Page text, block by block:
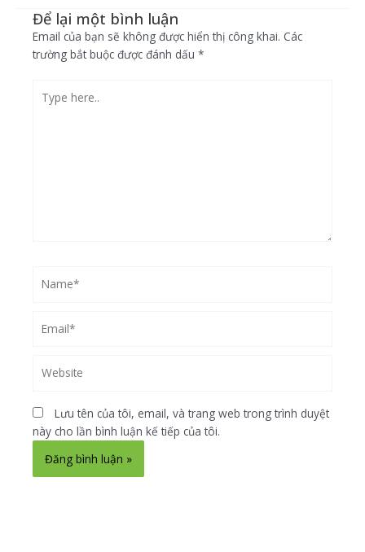
Để lại một bình luận
Email của bạn sẽ không được hiển thị công khai. Các
trường bắt buộc được đánh dấu *
here..
Lưu tên của tôi, email, và trang web trong trình duyệt
này cho lần bình luận kế tiếp của tôi.